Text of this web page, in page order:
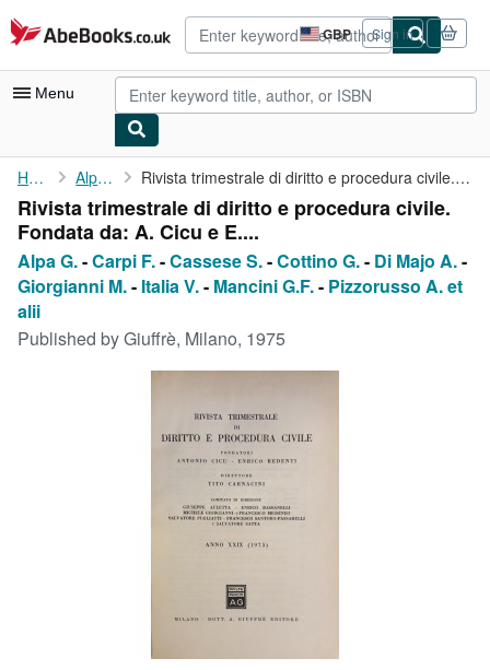
Skip to main content
AbeBooks.co.uk GBP
Site
shopping
preferences
Sign in
Menu
My Account
My Purchases
Advanced Search
Browse Collections
Rare Books
Home Alpa G. Rivista trimestrale di diritto e procedura civile. Fondata da: A...
Rivista trimestrale di diritto e procedura civile.
Fondata da: A. Cicu e E....
Alpa G.-Carpi F.-Cassese S.-Cottino G.- Di Majo A.-
Giorgianni M.- Italia V.- Mancini G.F.- Pizzorusso A. et
alii
Published byGiuffrè, Milano, 1975